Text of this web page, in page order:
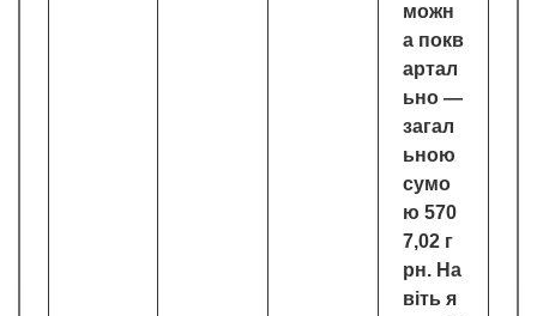
можн
а покв
артал
ьно —
загал
ьною
сумо
ю 570
7,02 г
рн. На
віть я